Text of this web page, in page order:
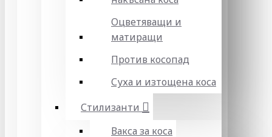
Оцветяващи и
матиращи
Против косопад
Суха и изтощена коса
Стилизанти
Вакса за коса